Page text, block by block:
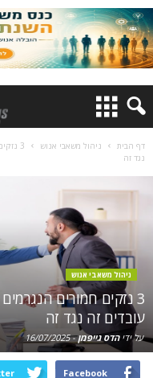
דף הבית ניהול משאבי אנוש
3
נגד זה
ניהול משאבי אנוש
3 נזקים חמורים
עובדים זה נגד זה
על ידיהדס גייפמן-
16/07/2025
Facebook